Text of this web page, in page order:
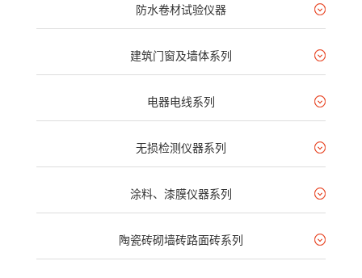
防水卷材试验仪器
建筑门窗及墙体系列
电器电线系列
无损检测仪器系列
涂料、漆膜仪器系列
陶瓷砖砌墙砖路面砖系列